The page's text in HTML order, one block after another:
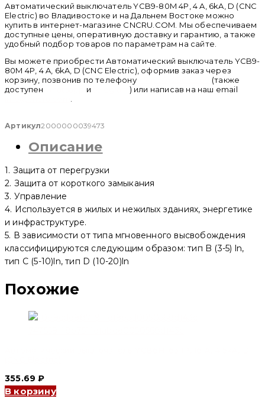
Автоматический выключатель YCB9-80M 4P, 4 A, 6kA, D (CNC
Electric) во Владивостоке и на Дальнем Востоке можно
купить в интернет-магазине CNCRU.COM. Мы обеспечиваем
доступные цены, оперативную доставку и гарантию, а также
удобный подбор товаров по параметрам на сайте.
Вы можете приобрести Автоматический выключатель YCB9-
80M 4P, 4 A, 6kA, D (CNC Electric), оформив заказ через
корзину, позвонив по телефону
(также
доступен
и
) или написав на наш email
Артикул2000000039473
Описание
1. Защита от перегрузки
2. Защита от короткого замыкания
3. Управление
4. Используется в жилых и нежилых зданиях, энергетике
и инфраструктуре.
5. В зависимости от типа мгновенного высвобождения
классифицируются следующим образом: тип B (3-5) ln,
тип C (5-10)ln, тип D (10-20)ln
Похожие
355.69₽
В корзину